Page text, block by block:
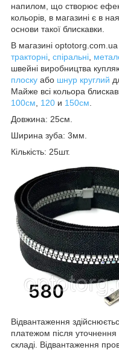
напилом, що створює
кольорів, в магазині є в
основи такої блискавки.
В магазині
тракторні спіральні
швейні виробництва
плоску або шнур круглий
Майже всі кольора
100см
120 и 150см
Довжина: 25см.
Ширина зуба: 3мм.
Кількість: 25шт.
Відвантаження
платежом після уточнення
складі. Відвантаження